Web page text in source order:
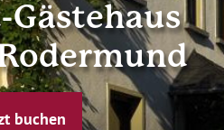
buchen